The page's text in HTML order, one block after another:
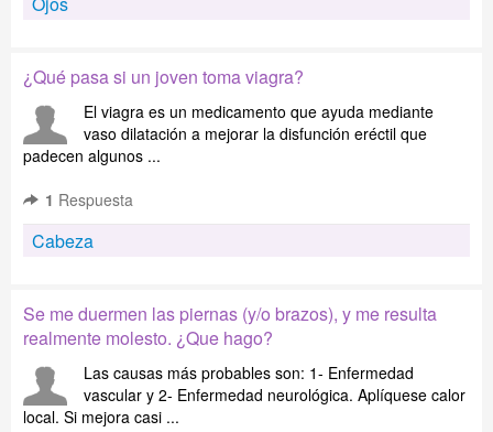
¿Qué pasa si un joven toma viagra?
El viagra es un medicamento que ayuda mediante
vaso dilatación a mejorar la disfunción eréctil que
padecen algunos ...
1 Respuesta
Cabeza
Se me duermen las piernas (y/o brazos), y me resulta
realmente molesto. ¿Que hago?
Las causas más probables son: 1- Enfermedad
vascular y 2- Enfermedad neurológica. Aplíquese calor
local. Si mejora casi ...